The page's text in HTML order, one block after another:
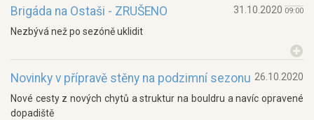
Brigáda na Ostaši - ZRUŠENO 31.10.2020 09:00
Nezbývá než po sezóně uklidit
Novinky v přípravě stěny na podzimní sezonu 26.10.2020
Nové cesty z nových chytů a struktur na bouldru a navíc opravené
dopadiště